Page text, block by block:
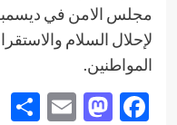
مجلس الامن في
لإحلال السلام
المواطنين.
Facebook